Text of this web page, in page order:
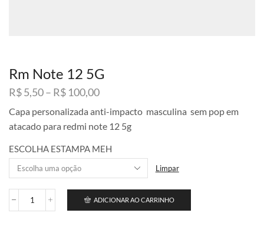
Rm Note 12 5G
R$5,50– R$ 100,00Faixa
preço:
R$ 5,50
R$ 100,00
Capa personalizada anti-impacto masculina sem pop em
atacado para redmi note 12 5g
ESCOLHA ESTAMPA MEH
Limpar
Rm
ADICIONAR AO CARRINHO